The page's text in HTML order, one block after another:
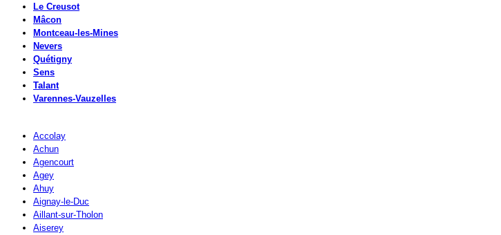
Le Creusot
Mâcon
Montceau-les-Mines
Nevers
Quétigny
Sens
Talant
Varennes-Vauzelles
Accolay
Achun
Agencourt
Agey
Ahuy
Aignay-le-Duc
Aillant-sur-Tholon
Aiserey